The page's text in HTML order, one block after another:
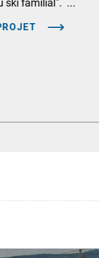
ski familial". ...